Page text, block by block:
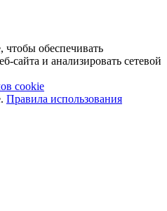
обеспечивать
сайта и анализировать сетевой
cookie
Правила использования